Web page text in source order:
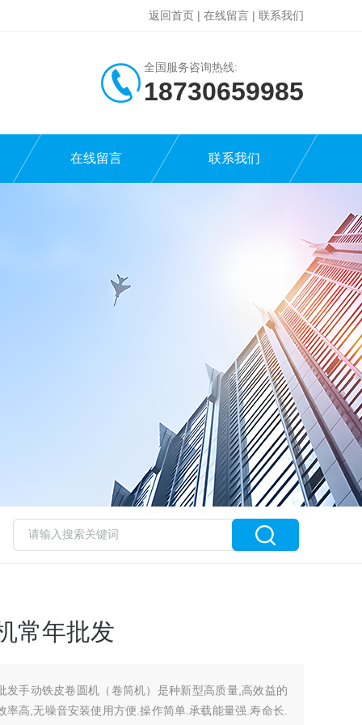
返回首页 | 在线留言 | 联系我们
全国服务咨询热线:
18730659985
在线留言 联系我们
常年批发
发手动铁皮卷圆机（卷筒机）是种新型高质量,高效益的
高,无噪音安装使用方便.操作简单.承载能量强.寿命长.